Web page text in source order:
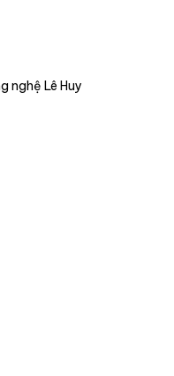
nghệ Lê Huy